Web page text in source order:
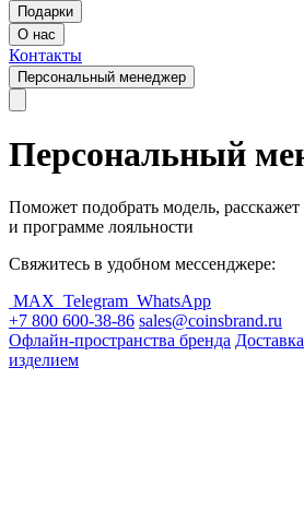
Подарки
О нас
Контакты
Персональный менеджер
Персональный
Поможет подобрать модель,
и программе лояльности
Свяжитесь в удобном мессенджере:
MAX Telegram WhatsApp
+7 800 600-38-86 sales@coinsbrand.ru
Офлайн-пространства бренда
изделием